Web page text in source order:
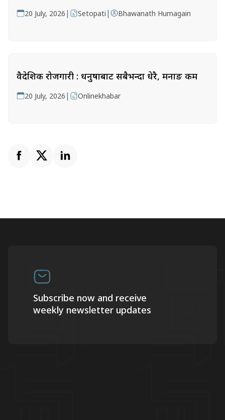
20 July, 2026 | Setopati | Bhawanath Humagain
वैदेशिक रोजगारी : धनुषाबाट सबैभन्दा धेरै, मनाङ कम
20 July, 2026 | Onlinekhabar
Subscribe now and receive
weekly newsletter updates